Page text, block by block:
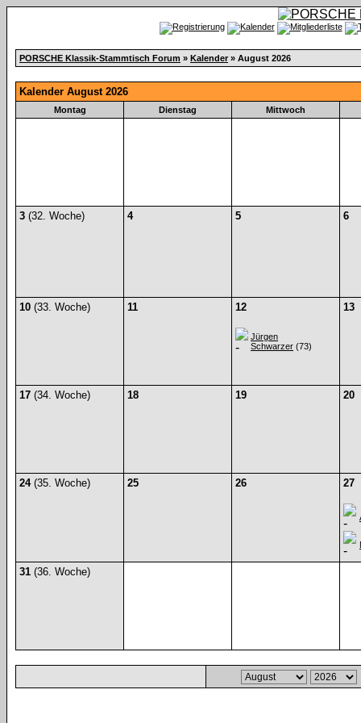
PORSCHE Klassik-Stammtisch Forum » Kalender » August 2026
Kalender August 2026
Montag Dienstag Mittwoch
3 (32. Woche) 4 5 6
10 (33. Woche) 11 12
Jürgen
Schwarzer (73)
13
17 (34. Woche) 18 19 20
24(35. Woche) 25 26 27
31 (36. Woche)